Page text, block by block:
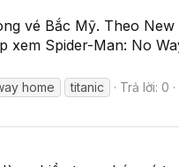
vé Bắc Mỹ. Theo
xem Spider-Man: No
home titanic Trả lời: 0